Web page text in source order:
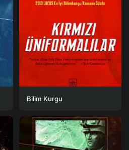
Bilim Kurgu